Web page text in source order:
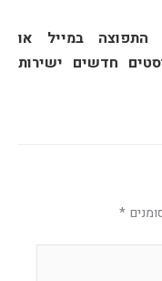
התפוצה במייל או
חדשים ישירות
*